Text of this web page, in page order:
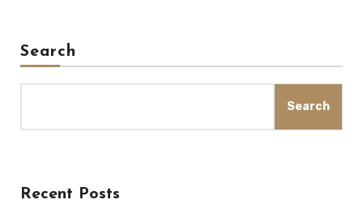
Search
Search
Recent Posts